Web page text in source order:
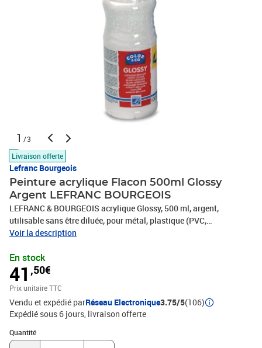
1 /3
Livraison offerte
Lefranc Bourgeois
Peinture acrylique Flacon 500ml Glossy
Argent LEFRANC BOURGEOIS
LEFRANC & BOURGEOIS acrylique Glossy, 500 ml, argent,
utilisable sans être diluée, pour métal, plastique (PVC,
polystyrène), verre, bois, papier, carton d'emballage, plâtre et pâte
Voir la description
En stock
41 ,50€
Prix unitaire TTC
Vendu et expédié parRéseau Electronique3.75/5(106)
Expédié sous 6 jours livraison offerte
Quantité
Quantité : 1